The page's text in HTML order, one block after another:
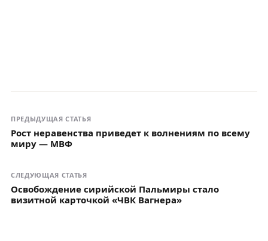
ПРЕДЫДУЩАЯ СТАТЬЯ
Рост неравенства приведет к волнениям по всему
миру — МВФ
СЛЕДУЮЩАЯ СТАТЬЯ
Освобождение сирийской Пальмиры стало
визитной карточкой «ЧВК Вагнера»